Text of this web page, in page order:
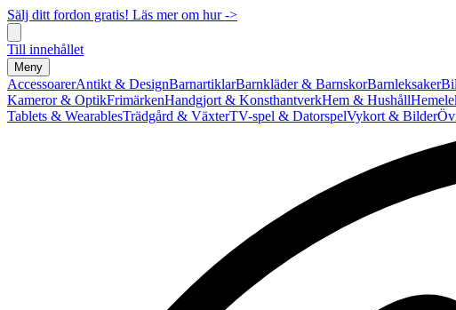
Sälj ditt fordon gratis! Läs mer om hur ->
Till innehållet
Meny
AccessoarerAntikt & DesignBarnartiklarBarnkläder & BarnskorBarnleksaker
Kameror & OptikFrimärkenHandgjort & KonsthantverkHem & Hushåll
Tablets & WearablesTrädgård & VäxterTV-spel & DatorspelVykort & Bilder